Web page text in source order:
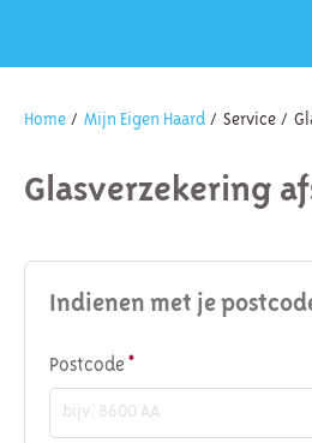
Home Mijn Eigen Haard Service
Glasverzekering
Indienen met je
Postcode *
Verplicht veld